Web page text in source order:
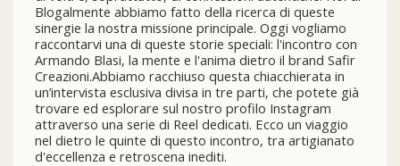
Blogalmente abbiamo fatto della ricerca di queste
sinergie la nostra missione principale. Oggi vogliamo
raccontarvi una di queste storie speciali: l'incontro con
Armando Blasi, la mente e l'anima dietro il brand Safir
Creazioni.Abbiamo racchiuso questa chiacchierata in
un’intervista esclusiva divisa in tre parti, che potete già
trovare ed esplorare sul nostro profilo Instagram
attraverso una serie di Reel dedicati. Ecco un viaggio
nel dietro le quinte di questo incontro, tra artigianato
d'eccellenza e retroscena inediti.